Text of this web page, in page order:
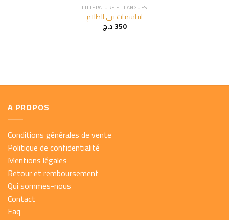
LITTÉRATURE ET LANGUES
ابتاسمات في الظلام
350د.ج
A PROPOS
Conditions générales de vente
Politique de confidentialité
Mentions légales
Retour et remboursement
Qui sommes-nous
Contact
Faq